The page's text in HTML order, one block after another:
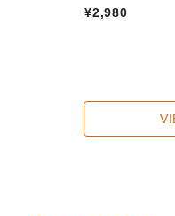
¥2,980